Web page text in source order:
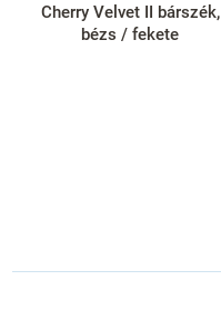
Cherry Velvet II bárszék,
bézs / fekete